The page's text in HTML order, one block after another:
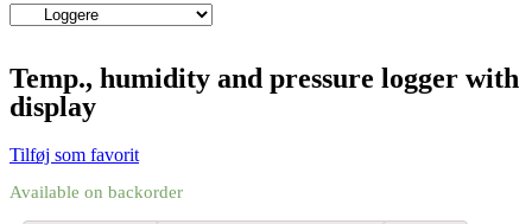
Temp., humidity and pressure logger with
display
Tilføj som favorit
Available on backorder